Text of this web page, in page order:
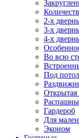
2-х
3-х
4-х
Во всю
Под
Открытая
Гардероб
Для
Эконом